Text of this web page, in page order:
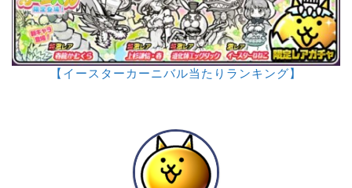
【イースターカーニバル当たりランキング】